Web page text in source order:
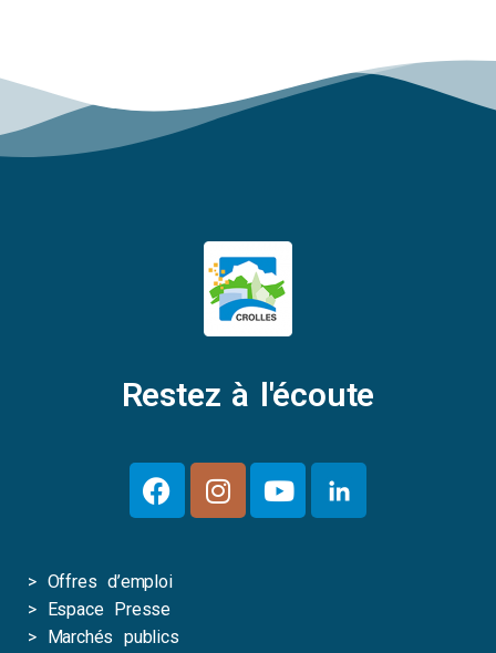
Restez à l'écoute
> Offres d’emploi
>
Espace Presse
>
Marchés publics